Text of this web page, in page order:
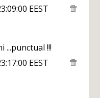
EEST
...punctual !!!
EEST